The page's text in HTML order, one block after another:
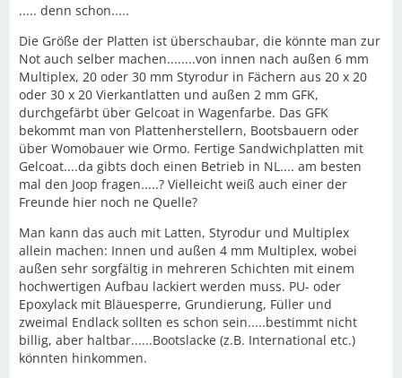
..... denn schon.....
Die Größe der Platten ist überschaubar, die könnte man zur
Not auch selber machen........von innen nach außen 6 mm
Multiplex, 20 oder 30 mm Styrodur in Fächern aus 20 x 20
oder 30 x 20 Vierkantlatten und außen 2 mm GFK,
durchgefärbt über Gelcoat in Wagenfarbe. Das GFK
bekommt man von Plattenherstellern, Bootsbauern oder
über Womobauer wie Ormo. Fertige Sandwichplatten mit
Gelcoat....da gibts doch einen Betrieb in NL.... am besten
mal den Joop fragen.....? Vielleicht weiß auch einer der
Freunde hier noch ne Quelle?
Man kann das auch mit Latten, Styrodur und Multiplex
allein machen: Innen und außen 4 mm Multiplex, wobei
außen sehr sorgfältig in mehreren Schichten mit einem
hochwertigen Aufbau lackiert werden muss. PU- oder
Epoxylack mit Bläuesperre, Grundierung, Füller und
zweimal Endlack sollten es schon sein.....bestimmt nicht
billig, aber haltbar......Bootslacke (z.B. International etc.)
könnten hinkommen.